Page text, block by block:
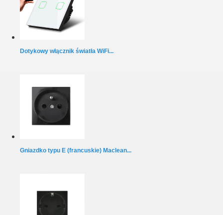
Dotykowy włącznik światła WiFi...
Gniazdko typu E (francuskie) Maclean...